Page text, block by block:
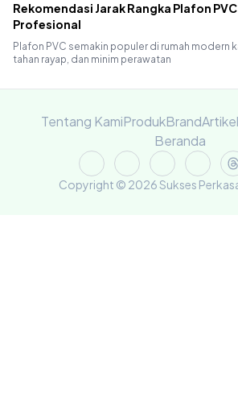
Rekomendasi Jarak Rangka Plafon
Profesional
Plafon PVC semakin populer di rumah modern
tahan rayap, dan minim perawatan
Tentang KamiProdukBrandArtikel
Beranda
Copyright © 2026 Sukses